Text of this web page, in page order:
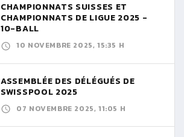
CHAMPIONNATS SUISSES ET
CHAMPIONNATS DE LIGUE 2025 -
10-BALL
10 NOVEMBRE 2025, 15:35 H
ASSEMBLÉE DES DÉLÉGUÉS DE
SWISSPOOL 2025
07 NOVEMBRE 2025, 11:05 H